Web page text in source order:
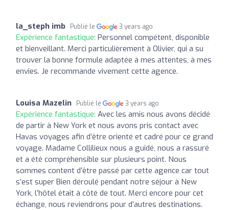
la_steph imb Publié le 3 years ago
Expérience fantastique: Personnel compétent, disponible
et bienveillant. Merci particulièrement à Olivier, qui a su
trouver la bonne formule adaptée à mes attentes, à mes
envies. Je recommande vivement cette agence.
Louisa Mazelin Publié le 3 years ago
Expérience fantastique: Avec les amis nous avons décidé
de partir à New York et nous avons pris contact avec
Havas voyages afin d’être orienté et cadré pour ce grand
voyage. Madame Collilieux nous a guidé, nous a rassuré
et a été compréhensible sur plusieurs point. Nous
sommes content d’être passé par cette agence car tout
s’est super Bien déroulé pendant notre séjour à New
York, l’hôtel était à côté de tout. Merci encore pour cet
échange, nous reviendrons pour d’autres destinations.